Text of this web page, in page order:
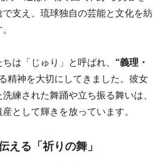
で支え、琉球独自の芸能と文化を紡
は「じゅり」と呼ばれ、 “義理・
精神を大切にしてきました。彼女
練された舞踊や立ち振る舞いは、
として輝きを放っています。
える「祈りの舞」